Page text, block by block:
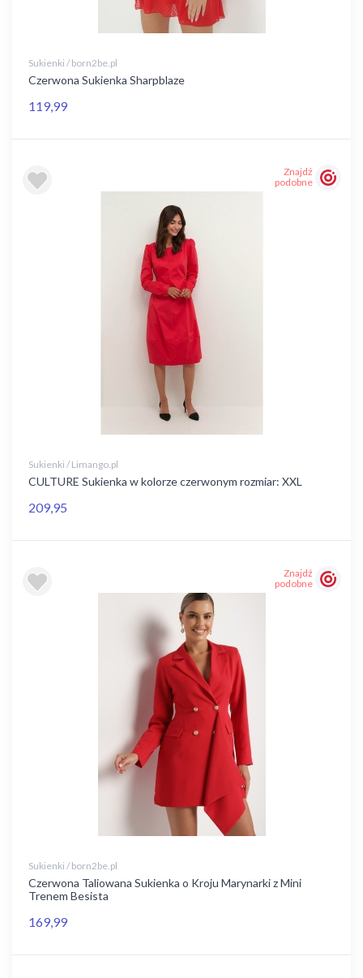
Sukienki / born2be.pl
Czerwona Sukienka Sharpblaze
119,99
Znajdź
podobne
Sukienki / Limango.pl
CULTURE Sukienka w kolorze czerwonym rozmiar: XXL
209,95
Znajdź
podobne
Sukienki / born2be.pl
Czerwona Taliowana Sukienka o Kroju Marynarki z Mini
Trenem Besista
169,99